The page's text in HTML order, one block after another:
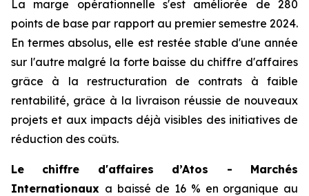
La marge opérationnelle s'est améliorée de 280
points de base par rapport au premier semestre 2024.
En termes absolus, elle est restée stable d'une année
sur l'autre malgré la forte baisse du chiffre d'affaires
grâce à la restructuration de contrats à faible
rentabilité, grâce à la livraison réussie de nouveaux
projets et aux impacts déjà visibles des initiatives de
réduction des coûts.
Le chiffre d'affaires d’Atos - Marchés
Internationaux a baissé de 16 % en organique au